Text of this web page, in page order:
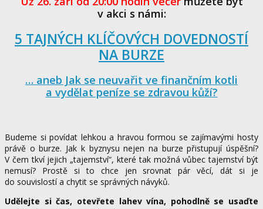
v akci s námi:
5 TAJNÝCH KLÍČOVÝCH DOVEDNOSTÍ
NA BURZE
… aneb Jak se neuvařit ve finančním kotli
a vydělat peníze se zdravou kůží?
Budeme si povídat lehkou a hravou formou se zajímavými hosty
právě o burze. Jak k byznysu nejen na burze přistupují úspěšní?
V čem tkví jejich „tajemství“, které tak možná vůbec tajemství být
nemusí? Prostě si to chce jen srovnat pár věcí, dát si je
do souvislostí a chytit se správných návyků.
Udělejte si čas, otevřete lahev vína, pohodlně se usaďte